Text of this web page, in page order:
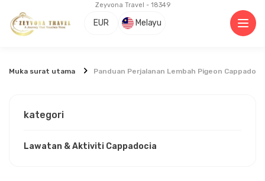
Zeyvona Travel - 18349
EUR Melayu
Muka surat utama Panduan Perjalanan Lembah Pigeon
kategori
Lawatan & Aktiviti Cappadocia